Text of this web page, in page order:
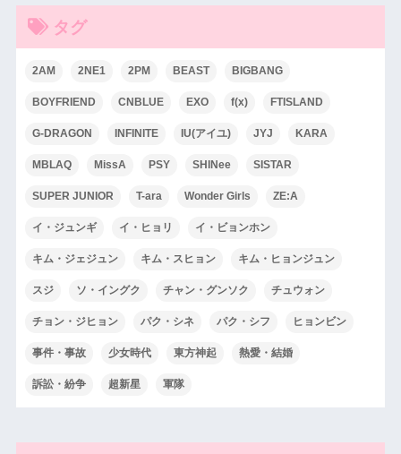
タグ
2AM 2NE1 2PM BEAST BIGBANG
BOYFRIEND CNBLUE EXO f(x) FTISLAND
G-DRAGON INFINITE IU(アイユ) JYJ KARA
MBLAQ MissA PSY SHINee SISTAR
SUPER JUNIOR T-ara Wonder Girls ZE:A
イ・ジュンギ イ・ヒョリ イ・ビョンホン
キム・ジェジュン キム・スヒョン キム・ヒョンジュン
スジ ソ・イングク チャン・グンソク チュウォン
チョン・ジヒョン パク・シネ パク・シフ ヒョンビン
事件・事故 少女時代 東方神起 熱愛・結婚
訴訟・紛争 超新星 軍隊